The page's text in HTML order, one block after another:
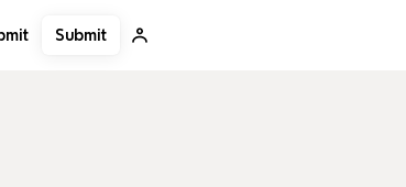
Submit